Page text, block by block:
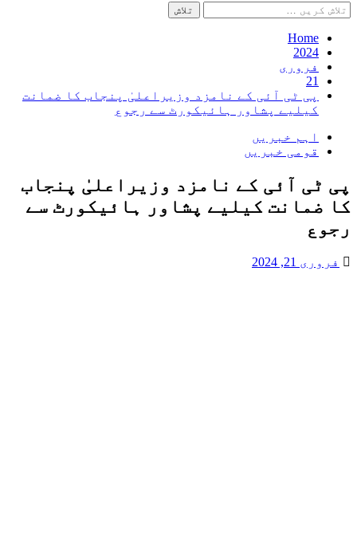
تلاش
کریں
برائے:Home
2024
فروری
21
پی ٹی آئی کے نامزد وزیراعلیٰ پنجاب کا ضمانت
کیلیے پشاور ہائیکورٹ سے رجوع
اہم خبریں
قومی خبریں
پی ٹی آئی کے نامزد وزیراعلیٰ پنجاب
کا ضمانت کیلیے پشاور ہائیکورٹ سے
رجوع
فروری 21, 2024